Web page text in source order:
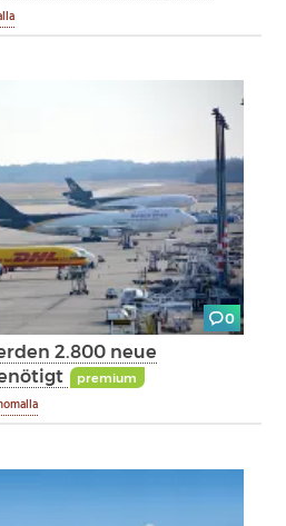
0
2.800 neue
premium